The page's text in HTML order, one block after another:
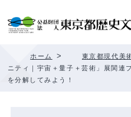
ホーム > 東京都現代美
ニティ｜宇宙＋量子＋芸術」展関連
を分解してみよう！